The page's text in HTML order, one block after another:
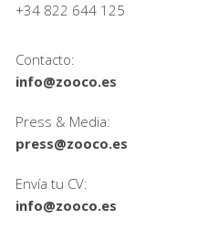
+34 822 644 125
Contacto:
info@zooco.es
Press & Media:
press@zooco.es
Envía tu CV:
info@zooco.es